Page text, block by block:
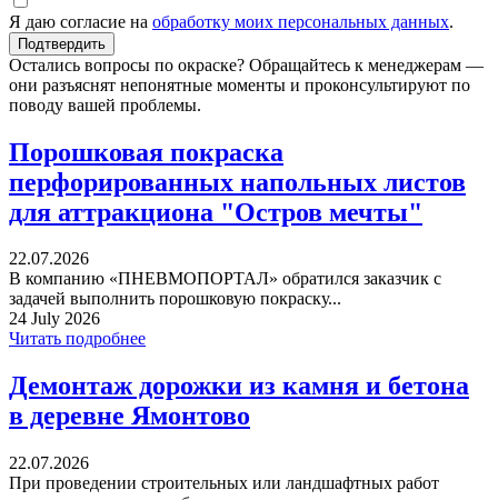
Я даю согласие на обработку моих персональных данных.
Остались вопросы по окраске? Обращайтесь к менеджерам —
они разъяснят непонятные моменты и проконсультируют по
поводу вашей проблемы.
Порошковая покраска
перфорированных напольных листов
для аттракциона "Остров мечты"
22.07.2026
В компанию «ПНЕВМОПОРТАЛ» обратился заказчик с
задачей выполнить порошковую покраску...
24 July 2026
Читать подробнее
Демонтаж дорожки из камня и бетона
в деревне Ямонтово
22.07.2026
При проведении строительных или ландшафтных работ